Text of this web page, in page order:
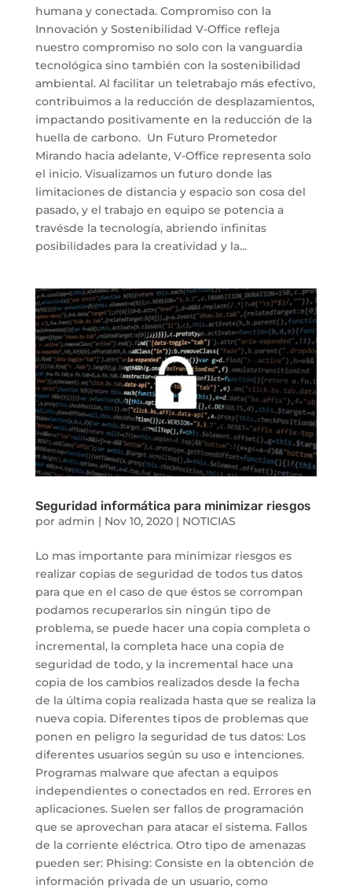
humana y conectada. Compromiso con la
Innovación y Sostenibilidad V-Office refleja
nuestro compromiso no solo con la vanguardia
tecnológica sino también con la sostenibilidad
ambiental. Al facilitar un teletrabajo más efectivo,
contribuimos a la reducción de desplazamientos,
impactando positivamente en la reducción de la
huella de carbono. Un Futuro Prometedor
Mirando hacia adelante, V-Office representa solo
el inicio. Visualizamos un futuro donde las
limitaciones de distancia y espacio son cosa del
pasado, y el trabajo en equipo se potencia a
travésde la tecnología, abriendo infinitas
posibilidades para la creatividad y la...
Seguridad informática para minimizar riesgos
por admin | Nov 10, 2020| NOTICIAS
Lo mas importante para minimizar riesgos es
realizar copias de seguridad de todos tus datos
para que en el caso de que éstos se corrompan
podamos recuperarlos sin ningún tipo de
problema, se puede hacer una copia completa o
incremental, la completa hace una copia de
seguridad de todo, y la incremental hace una
copia de los cambios realizados desde la fecha
de la última copia realizada hasta que se realiza la
nueva copia. Diferentes tipos de problemas que
ponen en peligro la seguridad de tus datos: Los
diferentes usuarios según su uso e intenciones.
Programas malware que afectan a equipos
independientes o conectados en red. Errores en
aplicaciones. Suelen ser fallos de programación
que se aprovechan para atacar el sistema. Fallos
de la corriente eléctrica. Otro tipo de amenazas
pueden ser: Phising: Consiste en la obtención de
información privada de un usuario, como